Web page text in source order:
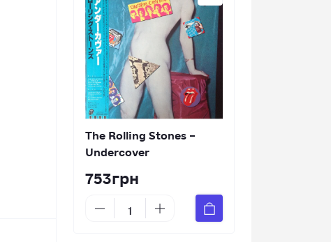
The Rolling Stones –
Undercover
753грн